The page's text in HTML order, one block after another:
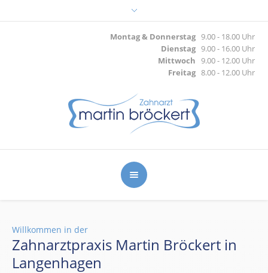
Montag & Donnerstag9.00 - 18.00 Uhr
Dienstag9.00 - 16.00 Uhr
Mittwoch 9.00 - 12.00 Uhr
Freitag8.00 - 12.00 Uhr
Willkommen in der
Zahnarztpraxis Martin Bröckert in
Langenhagen